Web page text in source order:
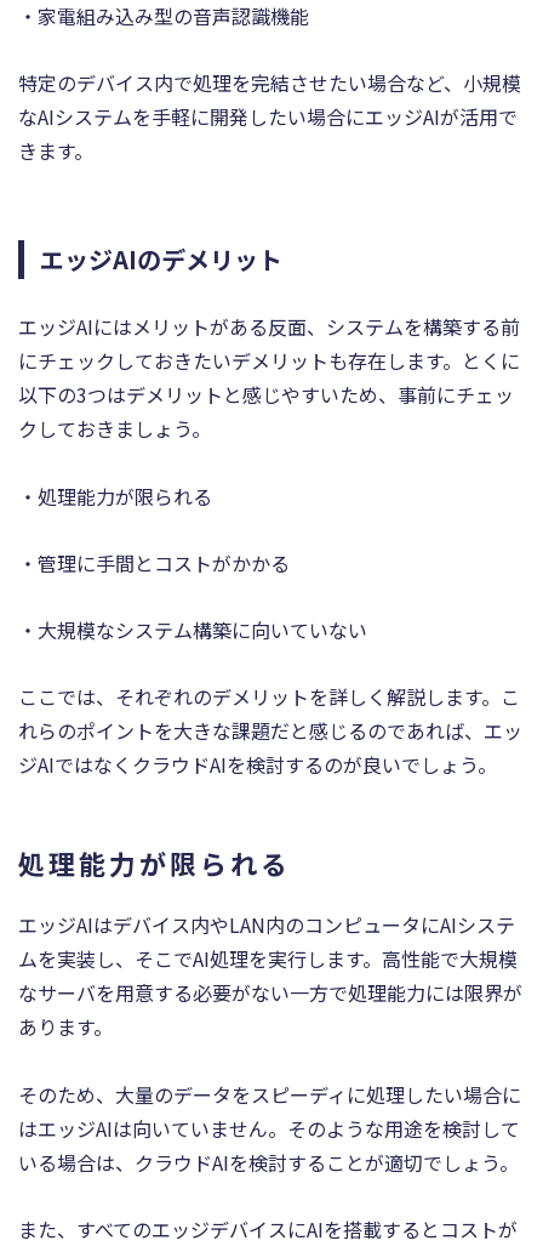
・家電組み込み型の音声認識機能
特定のデバイス内で処理を完結させたい場合など、小規模
なAIシステムを手軽に開発したい場合にエッジAIが活用で
きます。
エッジAIのデメリット
エッジAIにはメリットがある反面、システムを構築する前
にチェックしておきたいデメリットも存在します。とくに
以下の3つはデメリットと感じやすいため、事前にチェッ
クしておきましょう。
・処理能力が限られる
・管理に手間とコストがかかる
・大規模なシステム構築に向いていない
ここでは、それぞれのデメリットを詳しく解説します。こ
れらのポイントを大きな課題だと感じるのであれば、エッ
ジAIではなくクラウドAIを検討するのが良いでしょう。
処理能力が限られる
エッジAIはデバイス内やLAN内のコンピュータにAIシステ
ムを実装し、そこでAI処理を実行します。高性能で大規模
なサーバを用意する必要がない一方で処理能力には限界が
あります。
そのため、大量のデータをスピーディに処理したい場合に
はエッジAIは向いていません。そのような用途を検討して
いる場合は、クラウドAIを検討することが適切でしょう。
また、すべてのエッジデバイスにAIを搭載するとコストが